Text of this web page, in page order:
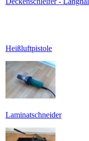
Heißluftpistole
Laminatschneider